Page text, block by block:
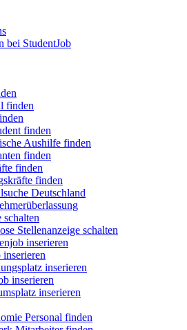
bei StudentJob
finden
finden
Aushilfe finden
finden
finden
finden
Deutschland
schalten
Stellenanzeige schalten
inserieren
inserieren
inserieren
inserieren
Personal finden